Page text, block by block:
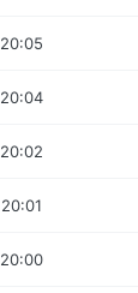
20:05
20:04
20:02
20:01
20:00